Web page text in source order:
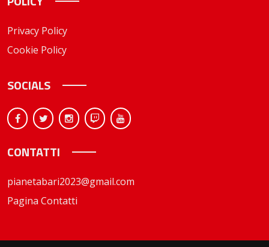
Privacy Policy
Cookie Policy
SOCIALS
CONTATTI
pianetabari2023@gmail.com
Pagina Contatti